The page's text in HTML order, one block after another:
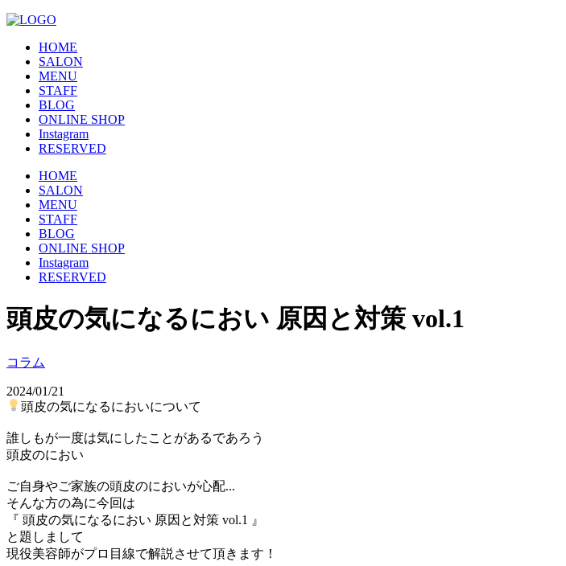
HOME
SALON
MENU
STAFF
BLOG
ONLINE SHOP
Instagram
RESERVED
HOME
SALON
MENU
STAFF
BLOG
ONLINE SHOP
Instagram
RESERVED
頭皮の気になるにおい 原因と対策 vol.1
コラム
2024/01/21
頭皮の気になるにおいについて
誰しもが一度は気にしたことがあるであろう
頭皮のにおい
ご自身やご家族の頭皮のにおいが心配...
そんな方の為に今回は
『 頭皮の気になるにおい 原因と対策 vol.1 』
と題しまして
現役美容師がプロ目線で解説させて頂きます！